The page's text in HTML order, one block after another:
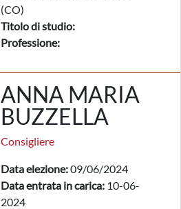
(CO)
Titolo di studio:
Professione:
ANNA MARIA
BUZZELLA
Consigliere
Data elezione:09/06/2024
Data entrata in carica: 10-06-
2024